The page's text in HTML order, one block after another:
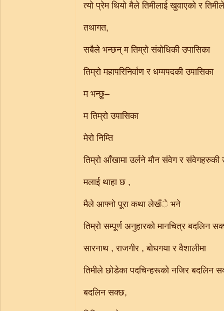
त्यो प्रेम थियो मैले तिमीलाई खुवाएको र
तथागत,
सबैले भन्छन् म तिम्रो संबोधिकी उपासिका
तिम्रो महापरिनिर्वाण र धम्मपदकी उपासिका
म भन्छु–
म तिम्रो उपासिका
मेरो निम्ति
तिम्रो आँखामा उर्लने मौन संवेग र संवेगहरुकी
मलाई थाहा छ ,
मैले आफ्नो पूरा कथा लेखँे भने
तिम्रो सम्पूर्ण अनुहारको मानचित्र बदलिन
सारनाथ , राजगीर , बोधगया र वैशालीमा
तिमीले छोडेका पदचिन्हरूको नजिर बदलिन
बदलिन सक्छ,